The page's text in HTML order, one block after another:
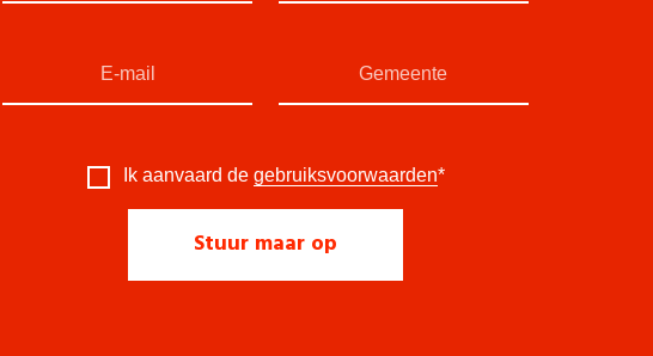
Ik aanvaard de gebruiksvoorwaarden*